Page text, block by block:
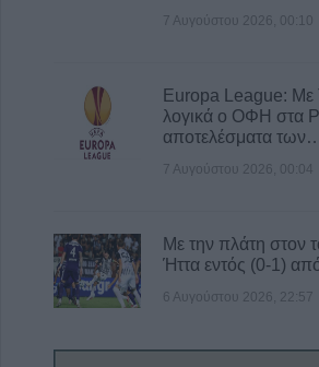
7 Αυγούστου 2026, 00:10
Europa League:
λογικά ο ΟΦΗ στα
αποτελέσματα
7 Αυγούστου 2026, 00:04
Με την πλάτη στον
Ήττα εντός (0-1)
6 Αυγούστου 2026, 22:57